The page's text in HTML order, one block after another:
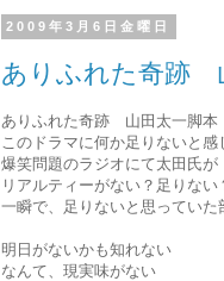
2009年3月6日金曜日
ありふれた奇跡
ありふれた奇跡 山田太一脚
このドラマに何か足りないと感
爆笑問題のラジオにて太田氏が
リアルティーがない？足りない
一瞬で、足りないと思っていた
明日がないかも知れない
なんて、現実味がない